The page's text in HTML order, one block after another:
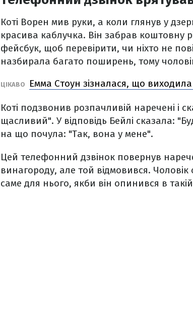
Коті Ворен мив руки, а коли глянув у
красива каблучка. Він забрав коштовну
фейсбук, щоб перевірити, чи ніхто не
назбирала багато поширень, тому
ЦІКАВО Емма Стоун зізналася, що
Коті подзвонив розпачливій наречені і
щасливий". У відповідь Бейлі сказала:
на що почула: "Так, вона у мене".
Цей телефонний дзвінок повернув
винагороду, але той відмовився.
саме для нього, якби він опинився в такій